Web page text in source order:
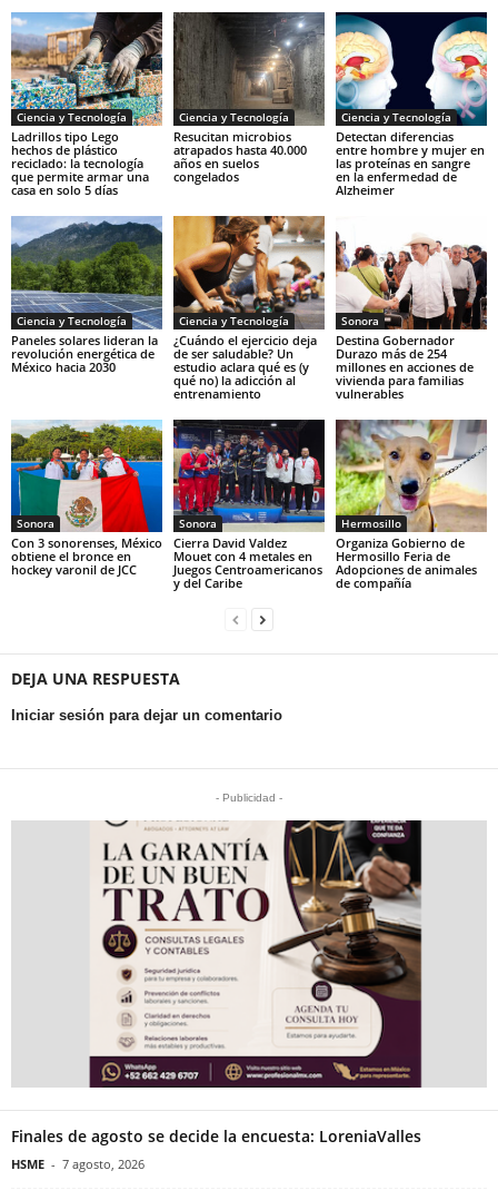
Ciencia y Tecnología
Ladrillos tipo Lego
hechos de plástico
reciclado: la tecnología
que permite armar una
casa en solo 5 días
Ciencia y Tecnología
Resucitan microbios
atrapados hasta 40.000
años en suelos
congelados
Ciencia y Tecnología
Detectan diferencias
entre hombre y mujer en
las proteínas en sangre
en la enfermedad de
Alzheimer
Ciencia y Tecnología
Paneles solares lideran la
revolución energética de
México hacia 2030
Ciencia y Tecnología
¿Cuándo el ejercicio deja
de ser saludable? Un
estudio aclara qué es (y
qué no) la adicción al
entrenamiento
Sonora
Destina Gobernador
Durazo más de 254
millones en acciones de
vivienda para familias
vulnerables
Sonora
Con 3 sonorenses, México
obtiene el bronce en
hockey varonil de JCC
Sonora
Cierra David Valdez
Mouet con 4 metales en
Juegos Centroamericanos
y del Caribe
Hermosillo
Organiza Gobierno de
Hermosillo Feria de
Adopciones de animales
de compañía
DEJA UNA RESPUESTA
Iniciar sesión para dejar un comentario
- Publicidad -
Finales de agosto se decide la encuesta: LoreniaValles
HSME - 7 agosto, 2026